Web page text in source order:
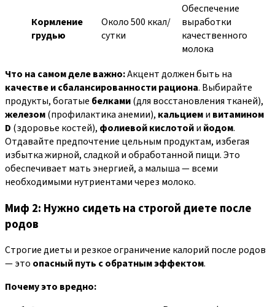
Кормление
грудью
Около 500 ккал/
сутки
Обеспечение
выработки
качественного
молока
Что на самом деле важно:Акцент должен быть на
качестве и сбалансированности рациона. Выбирайте
продукты, богатые белками(для восстановления тканей),
железом(профилактика анемии), кальциеми витамином
D (здоровье костей), фолиевой кислотойи йодом.
Отдавайте предпочтение цельным продуктам, избегая
избытка жирной, сладкой и обработанной пищи. Это
обеспечивает мать энергией, а малыша — всеми
необходимыми нутриентами через молоко.
Миф 2: Нужно сидеть на строгой диете после
родов
Строгие диеты и резкое ограничение калорий после родов
— это опасный путь с обратным эффектом.
Почему это вредно: